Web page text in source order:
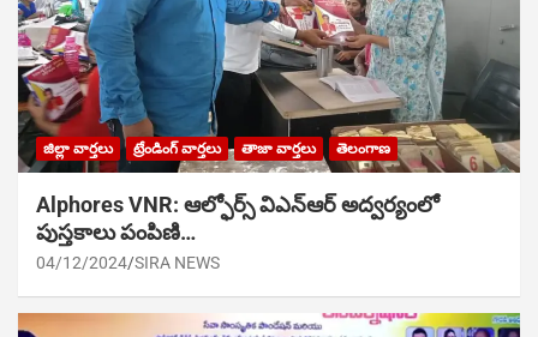
జిల్లా వార్తలు ట్రేండింగ్ వార్తలు తాజా వార్తలు తెలంగాణ
Alphores VNR: ఆల్ఫోర్స్ విఎన్ఆర్ అద్వర్యంలో
పుస్తకాలు పంపిణి…
04/12/2024 SIRA NEWS